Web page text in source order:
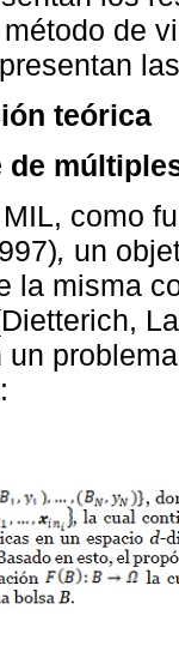
de
teórica
de
como
, un
la misma
un